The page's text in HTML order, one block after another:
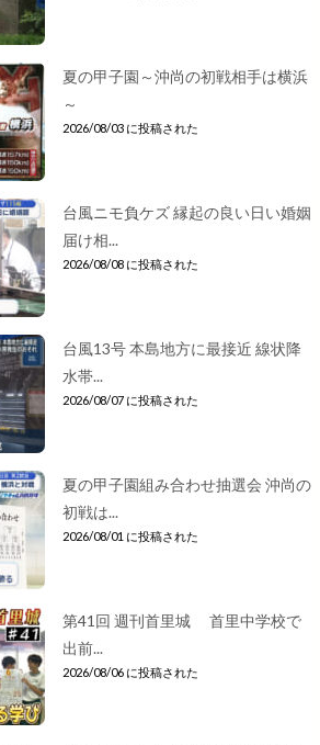
夏の甲子園～沖尚の初戦相手は横浜
～
2026/08/03 に投稿された
台風ニモ負ケズ 縁起の良い日い婚姻
届け相...
2026/08/08 に投稿された
台風13号 本島地方に最接近 線状降
水帯...
2026/08/07 に投稿された
夏の甲子園組み合わせ抽選会 沖尚の
初戦は...
2026/08/01 に投稿された
第41回 週刊首里城 首里中学校で
出前...
2026/08/06 に投稿された